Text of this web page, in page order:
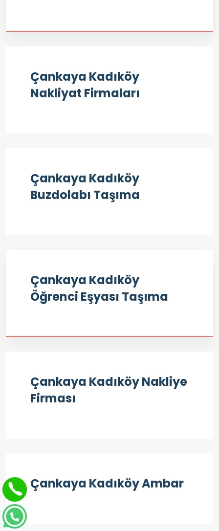
Çankaya Kadıköy
Nakliyat Firmaları
Çankaya Kadıköy
Buzdolabı Taşıma
Çankaya Kadıköy
Öğrenci Eşyası Taşıma
Çankaya Kadıköy Nakliye
Firması
Çankaya Kadıköy Ambar